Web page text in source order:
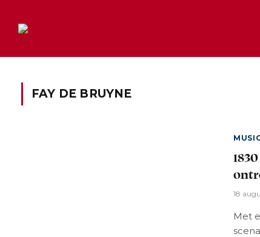
FAY DE BRUYNE
18
Met